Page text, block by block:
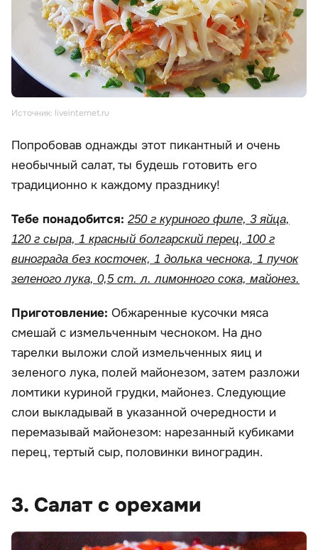
Источник: liveinternet.ru
Попробовав однажды этот пикантный и очень
необычный салат, ты будешь готовить его
традиционно к каждому празднику!
Тебе понадобится: 250 г куриного филе, 3 яйца,
120 г сыра, 1 красный болгарский перец, 100 г
винограда без косточек, 1 долька чеснока, 1 пучок
зеленого лука, 0,5 ст. л. лимонного сока, майонез.
Приготовление: Обжаренные кусочки мяса
смешай с измельченным чесноком. На дно
тарелки выложи слой измельченных яиц и
зеленого лука, полей майонезом, затем разложи
ломтики куриной грудки, майонез. Следующие
слои выкладывай в указанной очередности и
перемазывай майонезом: нарезанный кубиками
перец, тертый сыр, половинки виноградин.
3. Салат с орехами